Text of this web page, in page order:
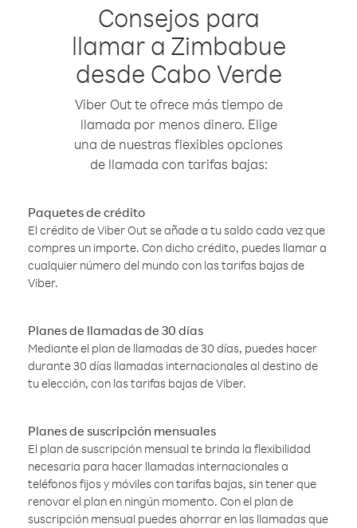
Consejos para
llamar a Zimbabue
desde Cabo Verde
Viber Out te ofrece más tiempo de
llamada por menos dinero. Elige
una de nuestras flexibles opciones
de llamada con tarifas bajas:
Paquetes de crédito
El crédito de Viber Out se añade a tu saldo cada vez que
compres un importe. Con dicho crédito, puedes llamar a
cualquier número del mundo con las tarifas bajas de
Viber.
Planes de llamadas de 30 días
Mediante el plan de llamadas de 30 días, puedes hacer
durante 30 días llamadas internacionales al destino de
tu elección, con las tarifas bajas de Viber.
Planes de suscripción mensuales
El plan de suscripción mensual te brinda la flexibilidad
necesaria para hacer llamadas internacionales a
teléfonos fijos y móviles con tarifas bajas, sin tener que
renovar el plan en ningún momento. Con el plan de
suscripción mensual puedes ahorrar en las llamadas que